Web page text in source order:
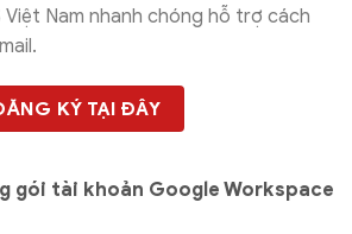
Việt Nam nhanh chóng hỗ trợ cách
KÝ TẠI ĐÂY
gói tài khoản Google Workspace